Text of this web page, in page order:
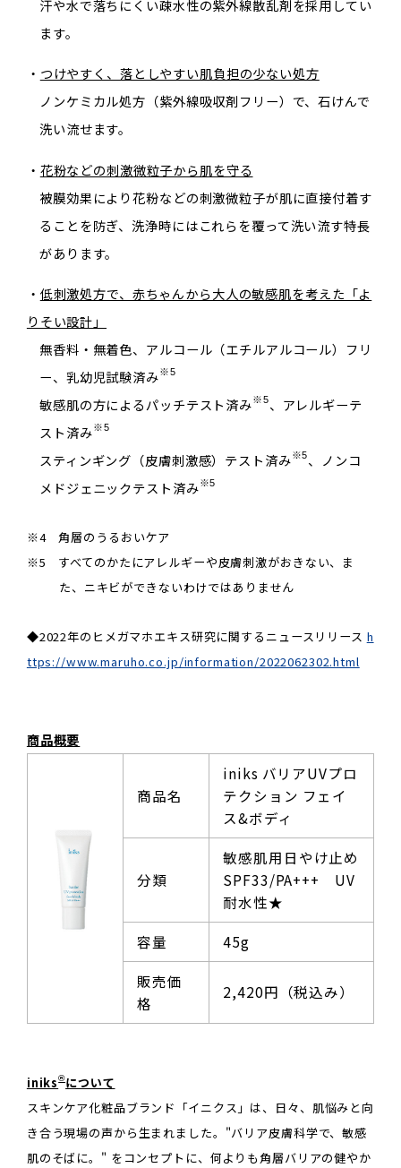
汗や水で落ちにくい疎水性の紫外線散乱剤を採用してい
ます。
・ つけやすく、落としやすい肌負担の少ない処方
ノンケミカル処方（紫外線吸収剤フリー）で、石けんで
洗い流せます。
・ 花粉などの刺激微粒子から肌を守る
被膜効果により花粉などの刺激微粒子が肌に直接付着す
ることを防ぎ、洗浄時にはこれらを覆って洗い流す特長
があります。
・ 低刺激処方で、赤ちゃんから大人の敏感肌を考えた「よ
りそい設計」
無香料・無着色、アルコール（エチルアルコール）フリ
ー、乳幼児試験済み※5
敏感肌の方によるパッチテスト済み※5、アレルギーテ
スト済み※5
スティンギング（皮膚刺激感）テスト済み※5、ノンコ
メドジェニックテスト済み※5
※4 角層のうるおいケア
※5 すべてのかたにアレルギーや皮膚刺激がおきない、ま
た、ニキビができないわけではありません
◆2022年のヒメガマホエキス研究に関するニュースリリース h
ttps://www.maruho.co.jp/information/2022062302.html
商品概要
商品名
iniks バリアUVプロ
テクション フェイ
ス&ボディ
分類
敏感肌用日やけ止め
SPF33/PA+++ UV
耐水性★
容量
45g
販売価
格
2,420円（税込み）
iniks®について
スキンケア化粧品ブランド「イニクス」は、日々、肌悩みと向
き合う現場の声から生まれました。"バリア皮膚科学で、敏感
肌のそばに。" をコンセプトに、何よりも角層バリアの健やか